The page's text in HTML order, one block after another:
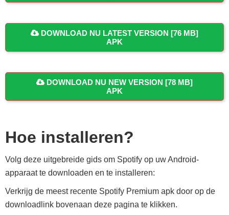
DOWNLOAD NU LATEST VERSION [76 MB]
APK
DOWNLOAD NU NEW VERSION [78 MB]
APK
Hoe installeren?
Volg deze uitgebreide gids om Spotify op uw Android-
apparaat te downloaden en te installeren:
Verkrijg de meest recente Spotify Premium apk door op de
downloadlink bovenaan deze pagina te klikken.